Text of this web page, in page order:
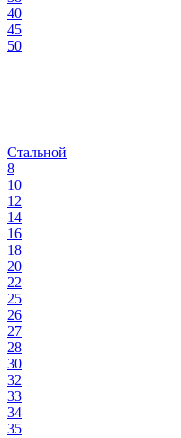
40
45
50
Стальной
8
10
12
14
16
18
20
22
25
26
27
28
30
32
33
34
35